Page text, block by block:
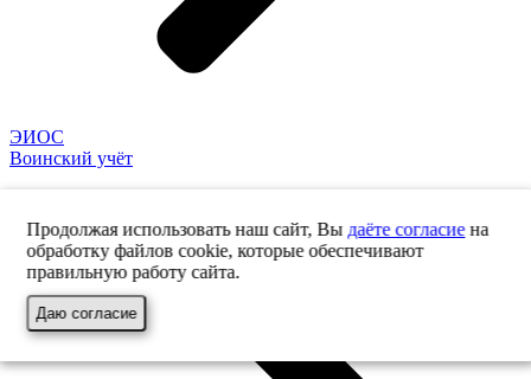
ЭИОС
Воинский учёт
Продолжая использовать наш сайт, Вы даёте согласиена
обработку файлов cookie, которые обеспечивают
правильную работу сайта.
Даю согласие